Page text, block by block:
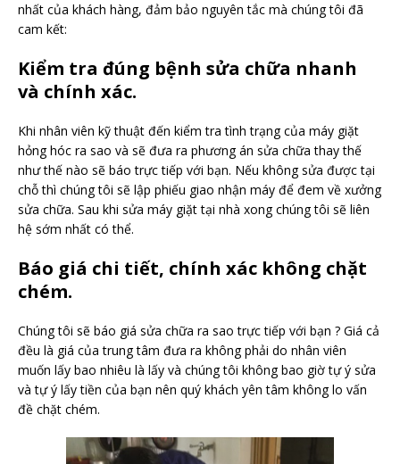
nhất của khách hàng, đảm bảo nguyên tắc mà chúng tôi đã
cam kết:
Kiểm tra đúng bệnh sửa chữa nhanh
và chính xác.
Khi nhân viên kỹ thuật đến kiểm tra tình trạng của máy giặt
hỏng hóc ra sao và sẽ đưa ra phương án sửa chữa thay thế
như thế nào sẽ báo trực tiếp với bạn. Nếu không sửa được tại
chỗ thì chúng tôi sẽ lập phiếu giao nhận máy để đem về xưởng
sửa chữa. Sau khi sửa máy giặt tại nhà xong chúng tôi sẽ liên
hệ sớm nhất có thể.
Báo giá chi tiết, chính xác không chặt
chém.
Chúng tôi sẽ báo giá sửa chữa ra sao trực tiếp với bạn ? Giá cả
đều là giá của trung tâm đưa ra không phải do nhân viên
muốn lấy bao nhiêu là lấy và chúng tôi không bao giờ tự ý sửa
và tự ý lấy tiền của bạn nên quý khách yên tâm không lo vấn
đề chặt chém.